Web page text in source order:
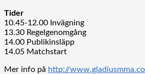
Tider
10.45-12.00 Invägning
13.30 Regelgenomgång
14.00 Publikinsläpp
14.05 Matchstart
Mer info på http://